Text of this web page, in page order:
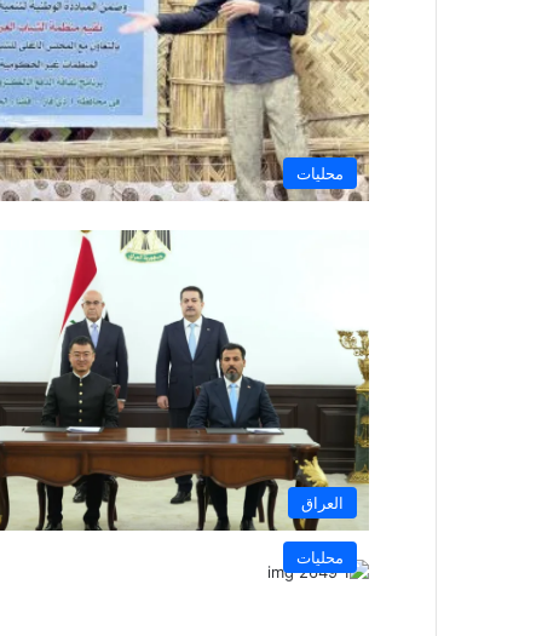
محليات
العراق
محليات